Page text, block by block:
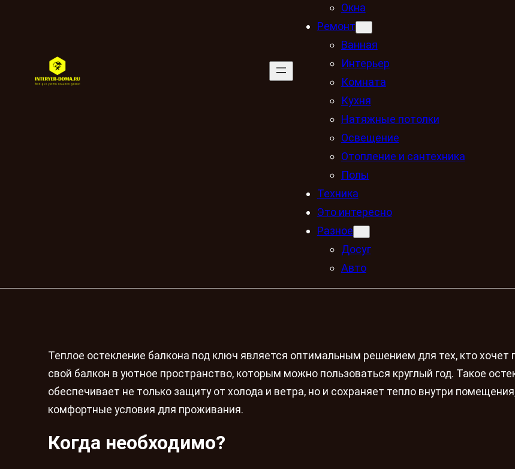
Окна
Ремонт
Ванная
Интерьер
Комната
Кухня
Натяжные потолки
Освещение
Отопление и сантехника
Полы
Техника
Это интересно
Разное
Досуг
Авто
Теплое остекление балкона под ключ является оптимальным решением для тех, кто хочет
свой балкон в уютное пространство, которым можно пользоваться круглый год. Такое
обеспечивает не только защиту от холода и ветра, но и сохраняет тепло внутри
комфортные условия для проживания.
Когда необходимо?